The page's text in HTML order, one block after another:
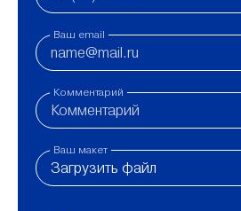
Ваш email
Комментарий
Ваш макет
Загрузить файл